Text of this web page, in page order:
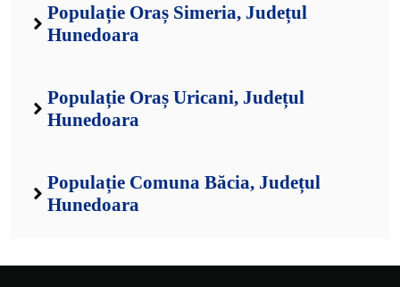
Populație Oraș Simeria, Județul
Hunedoara
Populație Oraș Uricani, Județul
Hunedoara
Populație Comuna Băcia, Județul
Hunedoara